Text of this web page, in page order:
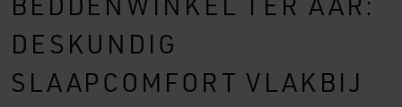
DESKUNDIG
SLAAPCOMFORT VLAKBIJ